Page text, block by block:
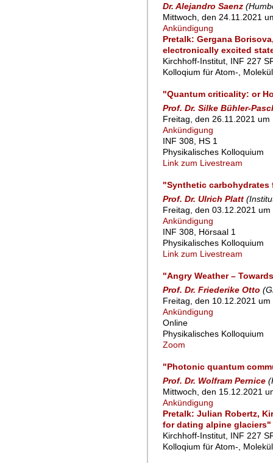
Dr. Alejandro Saenz
Mittwoch, den 24.11.2021
Ankündigung
Pretalk: Gergana
electronically excited
Kirchhoff-Institut, INF 227
Kolloqium für Atom-,
"Quantum criticality: or
Prof. Dr. Silke Bühler-
Freitag, den 26.11.2021 um
Ankündigung
INF 308, HS 1
Physikalisches Kolloquium
Link zum Livestream
"Synthetic carbohydrates
Prof. Dr. Ulrich Platt
Freitag, den 03.12.2021
Ankündigung
INF 308, Hörsaal 1
Physikalisches Kolloquium
Link zum Livestream
"Angry Weather –
Prof. Dr. Friederike Otto
Freitag, den 10.12.2021
Ankündigung
Online
Physikalisches Kolloquium
Zoom
"Photonic quantum
Prof. Dr. Wolfram Pernice
Mittwoch, den 15.12.2021
Ankündigung
Pretalk: Julian Robertz,
for dating alpine glaciers"
Kirchhoff-Institut, INF 227
Kolloqium für Atom-,